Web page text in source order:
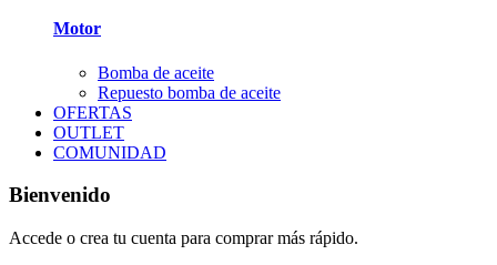
Motor
Bomba de aceite
Repuesto bomba de aceite
OFERTAS
OUTLET
COMUNIDAD
Bienvenido
Accede o crea tu cuenta para comprar más rápido.